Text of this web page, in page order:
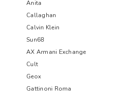
Anita
Callaghan
Calvin Klein
Sun68
AX Armani Exchange
Cult
Geox
Gattinoni Roma